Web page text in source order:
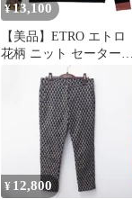
¥13,100
【美品】ETRO エトロ
花柄 ニット セーター
40 イタリア製
¥ 12,800